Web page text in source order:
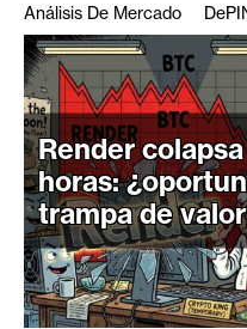
C
r
i
p
t
o
M
e
r
Análisis De Mercado
Render
horas:
trampa de